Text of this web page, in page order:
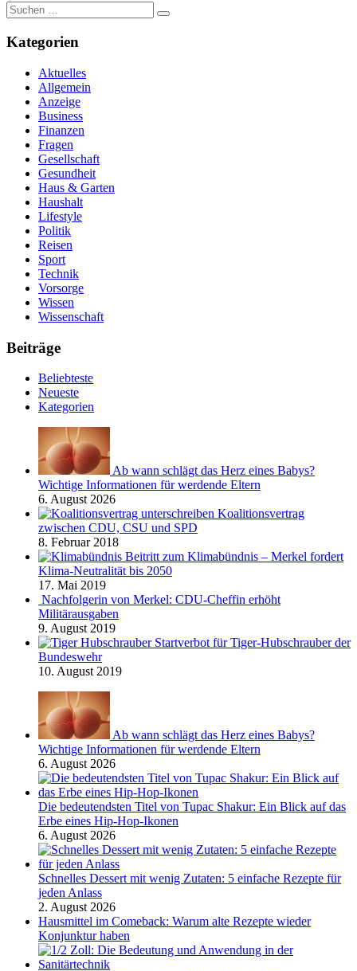
Suche
nach:
Kategorien
Aktuelles
Allgemein
Anzeige
Business
Finanzen
Fragen
Gesellschaft
Gesundheit
Haus & Garten
Haushalt
Lifestyle
Politik
Reisen
Sport
Technik
Vorsorge
Wissen
Wissenschaft
Beiträge
Beliebteste
Neueste
Kategorien
Ab wann schlägt das Herz eines Babys?
Wichtige Informationen für werdende Eltern
6. August 2026
Koalitionsvertrag
zwischen CDU, CSU und SPD
8. Februar 2018
Beitritt zum Klimabündnis – Merkel fordert
Klima-Neutralität bis 2050
17. Mai 2019
Nachfolgerin von Merkel: CDU-Cheffin erhöht
Militärausgaben
9. August 2019
Startverbot für Tiger-Hubschrauber der
Bundeswehr
10. August 2019
Ab wann schlägt das Herz eines Babys?
Wichtige Informationen für werdende Eltern
6. August 2026
Die bedeutendsten Titel von Tupac Shakur: Ein Blick auf das
Erbe eines Hip-Hop-Ikonen
6. August 2026
Schnelles Dessert mit wenig Zutaten: 5 einfache Rezepte für
jeden Anlass
2. August 2026
Hausmittel im Comeback: Warum alte Rezepte wieder
Konjunktur haben